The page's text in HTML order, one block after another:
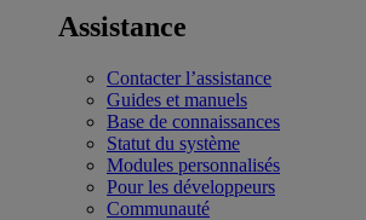
Assistance
Contacter l’assistance
Guides et manuels
Base de connaissances
Statut du système
Modules personnalisés
Pour les développeurs
Communauté